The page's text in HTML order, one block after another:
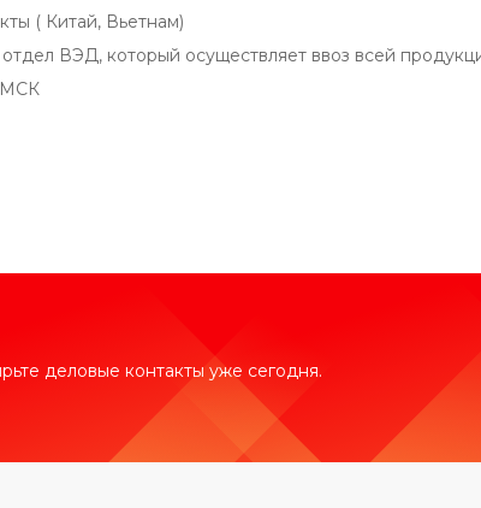
( Китай, Вьетнам)
отдел ВЭД, который осуществляет ввоз всей
МСК
деловые контакты уже сегодня.